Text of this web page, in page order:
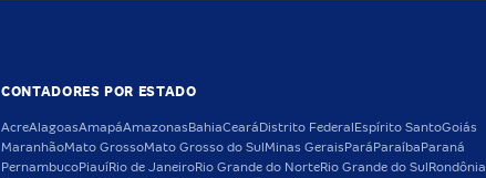
CONTADORES POR ESTADO
AcreAlagoasAmapáAmazonasBahiaCearáDistrito FederalEspírito SantoGoiás
MaranhãoMato GrossoMato Grosso do SulMinas GeraisParáParaíbaParaná
PernambucoPiauíRio de JaneiroRio Grande do NorteRio Grande do SulRondônia